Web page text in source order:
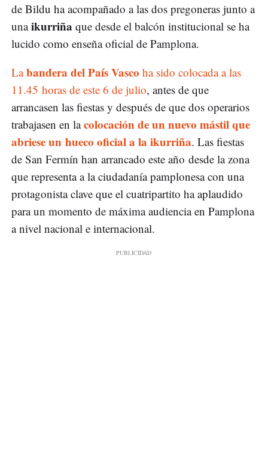
de Bildu ha acompañado a las dos pregoneras junto a
unaikurriña que desde el balcón institucional se ha
lucido como enseña oficial de Pamplona.
Labandera del País Vasco ha sido colocada a las
11.45 horas de este 6 de julio, antes de que
arrancasen las fiestas y después de que dos operarios
trabajasen en la colocación de un nuevo mástil que
abriese un hueco oficial a la ikurriña. Las fiestas
de San Fermín han arrancado este año desde la zona
que representa a la ciudadanía pamplonesa con una
protagonista clave que el cuatripartito ha aplaudido
para un momento de máxima audiencia en Pamplona
a nivel nacional e internacional.